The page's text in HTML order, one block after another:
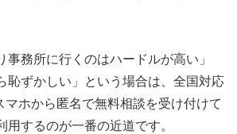
事務所に行くのはハードルが高い」
恥ずかしい」という場合は、全国対応
マホから匿名で無料相談を受け付けて
用するのが一番の近道です。